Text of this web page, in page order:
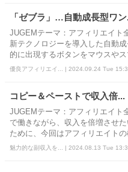
「ゼブラ」…自動成長型ワ
JUGEMテーマ：アフィリエイト
新テクノロジーを導入した自動
的に出現するボタンをマウスやス
優良アフィリエイ... | 2024.09.24 Tue
コピー＆ペーストで収入倍...
JUGEMテーマ：アフィリエイト
で働きながら、収入を倍増させ
ために、今回はアフィリエイトの
魅力的な副収入を... | 2024.08.13 Tue